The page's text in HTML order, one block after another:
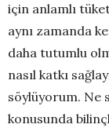
için anlamlı
aynı zamanda
daha tutumlu
nasıl katkı
söylüyorum. Ne
konusunda